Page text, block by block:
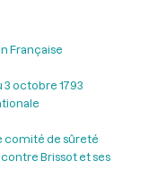
Française
3 octobre 1793
comité de sûreté
Brissot et ses